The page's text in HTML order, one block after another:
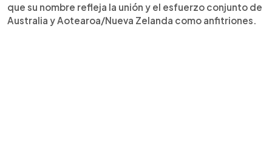
que su nombre refleja la unión y el esfuerzo conjunto de
Australia y Aotearoa/Nueva Zelanda como anfitriones.